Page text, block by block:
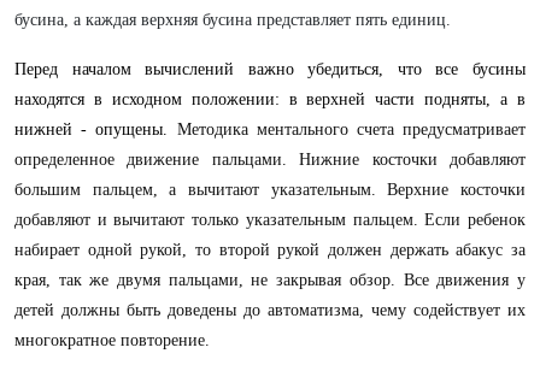
бусина, а каждая верхняя бусина представляет пять единиц.
Перед началом вычислений важно убедиться, что все бусины
находятся в исходном положении: в верхней части подняты, а в
нижней - опущены. Методика ментального счета предусматривает
определенное движение пальцами. Нижние косточки добавляют
большим пальцем, а вычитают указательным. Верхние косточки
добавляют и вычитают только указательным пальцем. Если ребенок
набирает одной рукой, то второй рукой должен держать абакус за
края, так же двумя пальцами, не закрывая обзор. Все движения у
детей должны быть доведены до автоматизма, чему содействует их
многократное повторение.